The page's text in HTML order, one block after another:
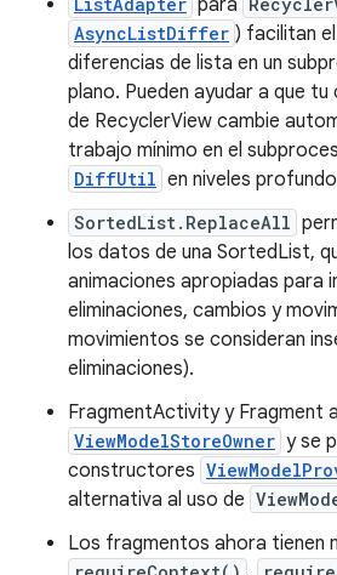
para
AsyncListDiffer ) facilitan
diferencias de lista en un
plano. Pueden ayudar a que
de RecyclerView cambie
trabajo mínimo en el
DiffUtil en niveles
SortedList.ReplaceAll
los datos de una SortedList,
animaciones apropiadas para
eliminaciones, cambios y
movimientos se consideran
eliminaciones).
FragmentActivity y Fragment
ViewModelStoreOwner y se
constructores
alternativa al uso de
Los fragmentos ahora tienen